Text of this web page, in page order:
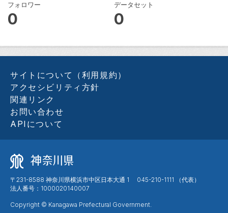
フォロワー
0
データセット
0
サイトについて（利用規約）
アクセシビリティ方針
関連リンク
お問い合わせ
APIについて
〒231-8588 神奈川県横浜市中区日本大通 1 045-210-1111 （代表）
法人番号：1000020140007
Copyright © Kanagawa Prefectural Government.